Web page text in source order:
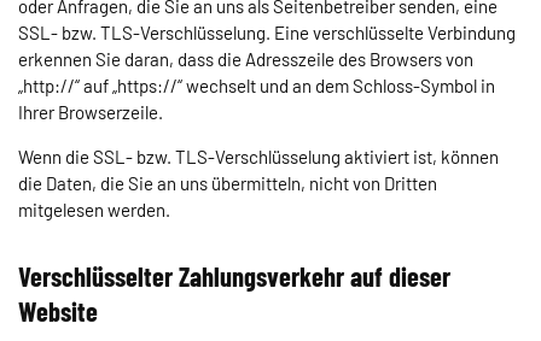
oder Anfragen, die Sie an uns als Seitenbetreiber senden, eine
SSL- bzw. TLS-Verschlüsselung. Eine verschlüsselte Verbindung
erkennen Sie daran, dass die Adresszeile des Browsers von
„http://“ auf „https://“ wechselt und an dem Schloss-Symbol in
Ihrer Browserzeile.
Wenn die SSL- bzw. TLS-Verschlüsselung aktiviert ist, können
die Daten, die Sie an uns übermitteln, nicht von Dritten
mitgelesen werden.
Verschlüsselter Zahlungsverkehr auf dieser
Website